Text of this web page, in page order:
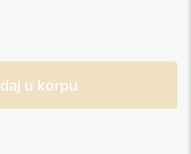
u korpu